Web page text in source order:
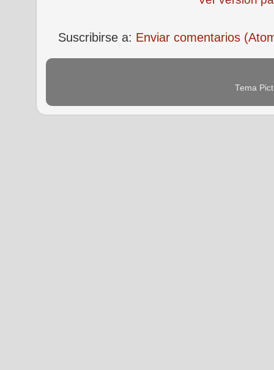
Suscribirse a: Enviar comentarios
Tema